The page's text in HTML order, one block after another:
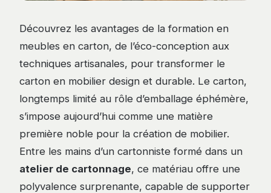
Découvrez les avantages de la formation en
meubles en carton, de l’éco-conception aux
techniques artisanales, pour transformer le
carton en mobilier design et durable. Le carton,
longtemps limité au rôle d’emballage éphémère,
s’impose aujourd’hui comme une matière
première noble pour la création de mobilier.
Entre les mains d’un cartonniste formé dans un
atelier de cartonnage, ce matériau offre une
polyvalence surprenante, capable de supporter